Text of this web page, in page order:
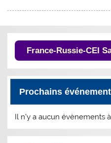
France-Russie-CEI
Prochains
Il n’y a aucun évènements